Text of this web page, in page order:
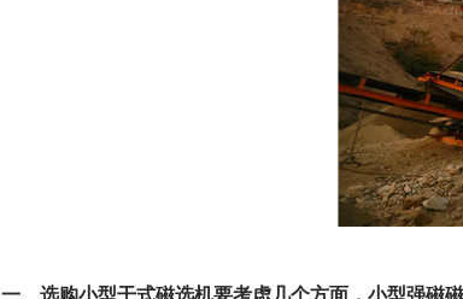
一、选购小型干式磁选机要考虑几个方面，小型强磁